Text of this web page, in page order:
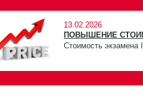
13.02.2026
ПОВЫШЕНИЕ
Стоимость экзамена